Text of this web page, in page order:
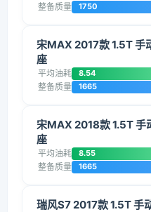
整备质量 1750
宋MAX 2017款 1.5T 手
座
平均油耗 8.54
整备质量 1665
宋MAX 2018款 1.5T 手
座
平均油耗 8.55
整备质量 1665
瑞风S7 2017款 1.5T 手